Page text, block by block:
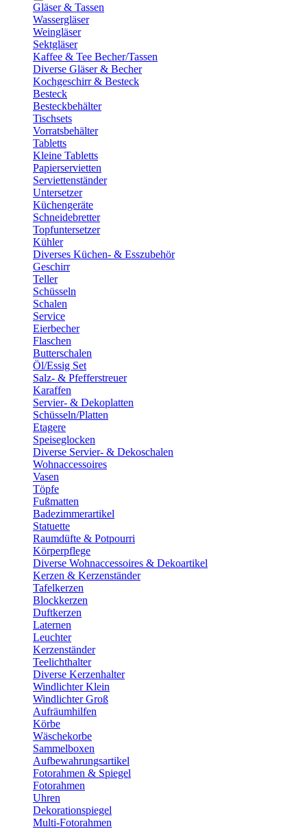
Gläser & Tassen
Wassergläser
Weingläser
Sektgläser
Kaffee & Tee Becher/Tassen
Diverse Gläser & Becher
Kochgeschirr & Besteck
Besteck
Besteckbehälter
Tischsets
Vorratsbehälter
Tabletts
Kleine Tabletts
Papierservietten
Serviettenständer
Untersetzer
Küchengeräte
Schneidebretter
Topfuntersetzer
Kühler
Diverses Küchen- & Esszubehör
Geschirr
Teller
Schüsseln
Schalen
Service
Eierbecher
Flaschen
Butterschalen
Öl/Essig Set
Salz- & Pfefferstreuer
Karaffen
Servier- & Dekoplatten
Schüsseln/Platten
Etagere
Speiseglocken
Diverse Servier- & Dekoschalen
Wohnaccessoires
Vasen
Töpfe
Fußmatten
Badezimmerartikel
Statuette
Raumdüfte & Potpourri
Körperpflege
Diverse Wohnaccessoires & Dekoartikel
Kerzen & Kerzenständer
Tafelkerzen
Blockkerzen
Duftkerzen
Laternen
Leuchter
Kerzenständer
Teelichthalter
Diverse Kerzenhalter
Windlichter Klein
Windlichter Groß
Aufräumhilfen
Körbe
Wäschekorbe
Sammelboxen
Aufbewahrungsartikel
Fotorahmen & Spiegel
Fotorahmen
Uhren
Dekorationspiegel
Multi-Fotorahmen